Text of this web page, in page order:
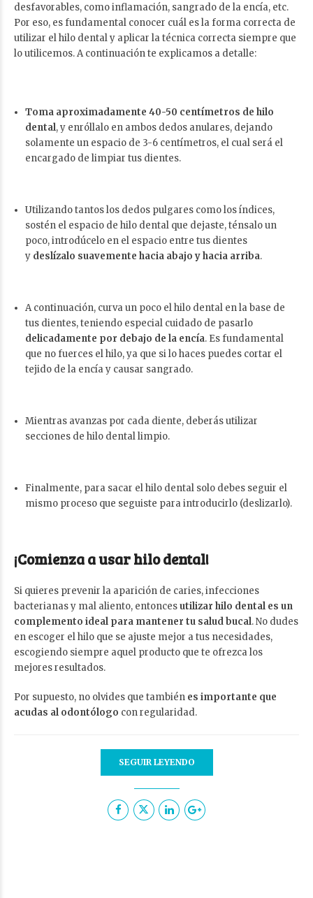
desfavorables, como inflamación, sangrado de la encía, etc.
Por eso, es fundamental conocer cuál es la forma correcta de
utilizar el hilo dental y aplicar la técnica correcta siempre que
lo utilicemos. A continuación te explicamos a detalle:
Toma aproximadamente 40-50 centímetros de hilo
dental, y enróllalo en ambos dedos anulares, dejando
solamente un espacio de 3-6 centímetros, el cual será el
encargado de limpiar tus dientes.
Utilizando tantos los dedos pulgares como los índices,
sostén el espacio de hilo dental que dejaste, ténsalo un
poco, introdúcelo en el espacio entre tus dientes
y deslízalo suavemente hacia abajo y hacia arriba.
A continuación, curva un poco el hilo dental en la base de
tus dientes, teniendo especial cuidado de pasarlo
delicadamente por debajo de la encía. Es fundamental
que no fuerces el hilo, ya que si lo haces puedes cortar el
tejido de la encía y causar sangrado.
Mientras avanzas por cada diente, deberás utilizar
secciones de hilo dental limpio.
Finalmente, para sacar el hilo dental solo debes seguir el
mismo proceso que seguiste para introducirlo (deslizarlo).
¡Comienza a usar hilo dental!
Si quieres prevenir la aparición de caries, infecciones
bacterianas y mal aliento, entoncesutilizar hilo dental es un
complemento ideal para mantener tu salud bucal. No dudes
en escoger el hilo que se ajuste mejor a tus necesidades,
escogiendo siempre aquel producto que te ofrezca los
mejores resultados.
Por supuesto, no olvides que también es importante que
acudas al odontólogo con regularidad.
SEGUIR LEYENDO